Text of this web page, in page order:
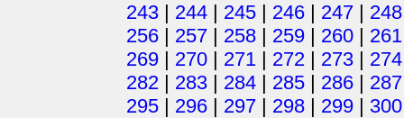
243 | 244 | 245 | 246 | 247 | 248
256 | 257 | 258 | 259 | 260 | 261
269 | 270 | 271 | 272 | 273 | 274
282 | 283 | 284 | 285 | 286 | 287
295 | 296 | 297 | 298 | 299 | 300